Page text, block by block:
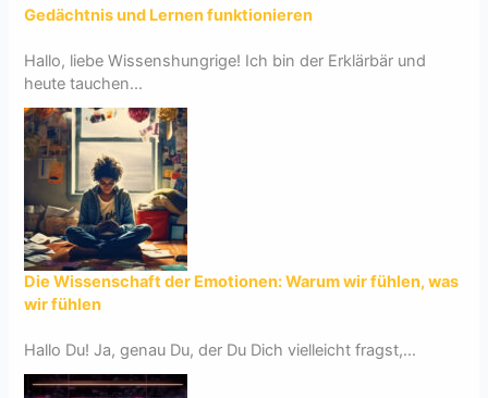
Gedächtnis und Lernen funktionieren
Hallo, liebe Wissenshungrige! Ich bin der Erklärbär und
heute tauchen...
Die Wissenschaft der Emotionen: Warum wir fühlen, was
wir fühlen
Hallo Du! Ja, genau Du, der Du Dich vielleicht fragst,...